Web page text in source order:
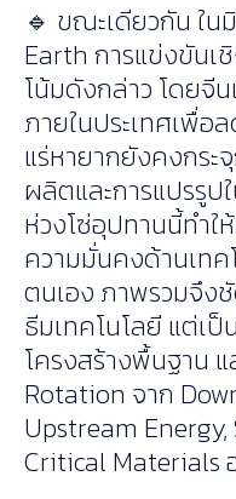
🔹 ขณะเดียวกัน ใน
Earth การแข่งขัน
โน้มดังกล่าว โดยจี
ภายในประเทศเพื่
แร่หายากยังคงกระ
ผลิตและการแปรรูป
ห่วงโซ่อุปทานนี้ทำใ
ความมั่นคงด้านเท
ตนเอง ภาพรวมจึง
ธีมเทคโนโลยี แต่เ
โครงสร้างพื้นฐาน
Rotation จาก
Upstream
Critical Materials